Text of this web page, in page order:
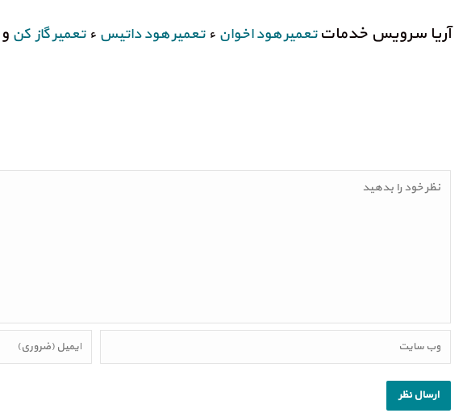
آریا سرویس خدماتتعمیر هود اخوان ءتعمیر هود داتیس ءتعمیر گاز کن و